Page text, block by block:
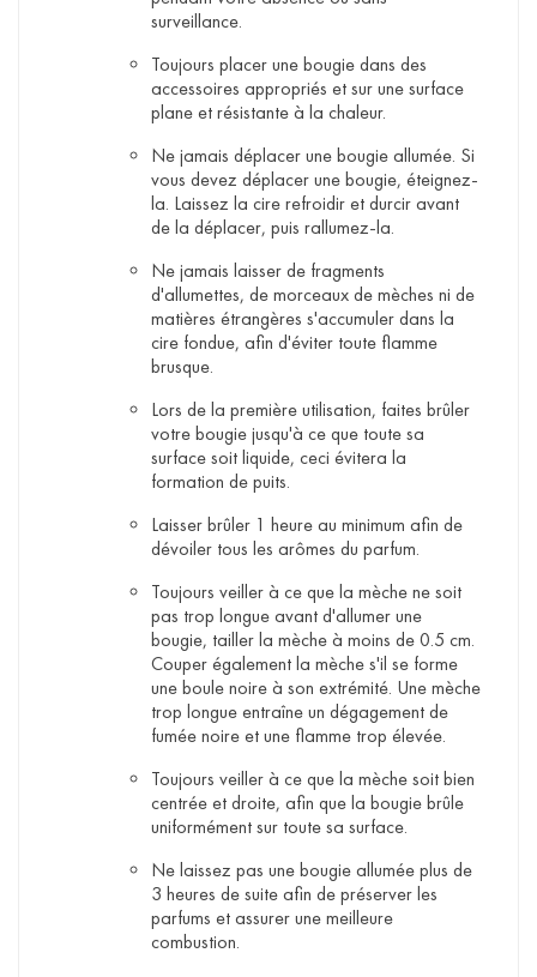
surveillance.
Toujours placer une bougie dans des
accessoires appropriés et sur une surface
plane et résistante à la chaleur.
Ne jamais déplacer une bougie allumée. Si
vous devez déplacer une bougie, éteignez-
la. Laissez la cire refroidir et durcir avant
de la déplacer, puis rallumez-la.
Ne jamais laisser de fragments
d'allumettes, de morceaux de mèches ni de
matières étrangères s'accumuler dans la
cire fondue, afin d'éviter toute flamme
brusque.
Lors de la première utilisation, faites brûler
votre bougie jusqu'à ce que toute sa
surface soit liquide, ceci évitera la
formation de puits.
Laisser brûler 1 heure au minimum afin de
dévoiler tous les arômes du parfum.
Toujours veiller à ce que la mèche ne soit
pas trop longue avant d'allumer une
bougie, tailler la mèche à moins de 0.5 cm.
Couper également la mèche s'il se forme
une boule noire à son extrémité. Une mèche
trop longue entraîne un dégagement de
fumée noire et une flamme trop élevée.
Toujours veiller à ce que la mèche soit bien
centrée et droite, afin que la bougie brûle
uniformément sur toute sa surface.
Ne laissez pas une bougie allumée plus de
3 heures de suite afin de préserver les
parfums et assurer une meilleure
combustion.